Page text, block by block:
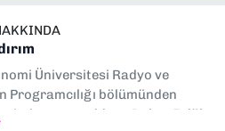
Üniversitesi Radyo ve
Programcılığı bölümünden
mezun oldum. Dokuz Eylül